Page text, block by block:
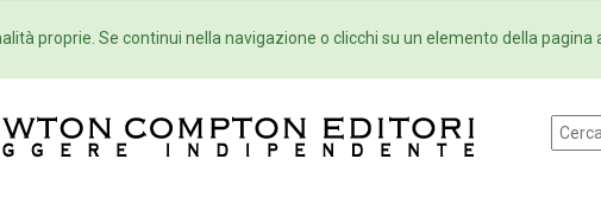
Autori Eventi Collane Newsletter
proprie. Se continui nella navigazione o clicchi su un elemento della pagina